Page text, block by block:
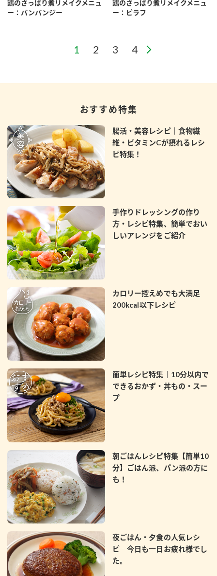
鶏のさっぱり煮リメイクメニュ
ー：バンバンジー
鶏のさっぱり煮リメイクメニュ
ー：ピラフ
おすすめ特集
腸活・美容レシピ｜食物繊
維・ビタミンCが摂れるレシ
ピ特集！
手作りドレッシングの作り
方・レシピ特集、簡単でおい
しいアレンジをご紹介
カロリー控えめでも大満足
200kcal以下レシピ
簡単レシピ特集｜10分以内で
できるおかず・丼もの・スー
プ
朝ごはんレシピ特集【簡単10
分】ごはん派、パン派の方に
も！
夜ごはん・夕食の人気レシ
ピ‐今日も一日お疲れ様でし
た。